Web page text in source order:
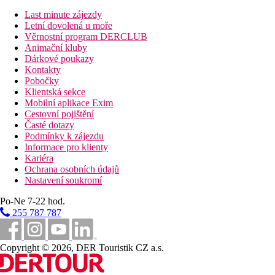
Vzdálenosti
1,5 km
Vzdálenost k pláži
500 m
Centrum města
36 km
Vzdálenost od nejbližšího letiště
Pláž
Lehátka na pláži za poplatek
Plážová dovolená
Fotogalerie
Last minute zájezdy
Letní dovolená u moře
Věrnostní program DERCLUB
Animační kluby
Dárkové poukazy
Kontakty
Pobočky
Klientská sekce
Mobilní aplikace Exim
Cestovní pojištění
Časté dotazy
Podmínky k zájezdu
Informace pro klienty
Kariéra
Ochrana osobních údajů
Nastavení soukromí
Po-Ne 7-22 hod.
255 787 787
Copyright © 2026, DER Touristik CZ a.s.